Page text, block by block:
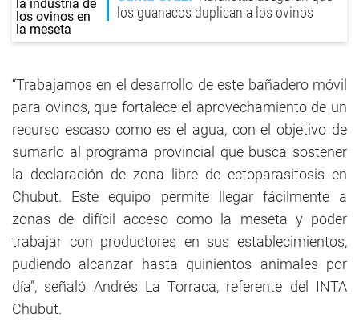
los guanacos duplican a los ovinos
“Trabajamos en el desarrollo de este bañadero móvil
para ovinos, que fortalece el aprovechamiento de un
recurso escaso como es el agua, con el objetivo de
sumarlo al programa provincial que busca sostener
la declaración de zona libre de ectoparasitosis en
Chubut. Este equipo permite llegar fácilmente a
zonas de difícil acceso como la meseta y poder
trabajar con productores en sus establecimientos,
pudiendo alcanzar hasta quinientos animales por
día”, señaló Andrés La Torraca, referente del INTA
Chubut.